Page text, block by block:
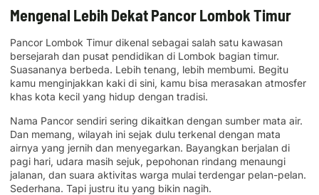
Mengenal Lebih Dekat Pancor Lombok Timur
Pancor Lombok Timur dikenal sebagai salah satu kawasan
bersejarah dan pusat pendidikan di Lombok bagian timur.
Suasananya berbeda. Lebih tenang, lebih membumi. Begitu
kamu menginjakkan kaki di sini, kamu bisa merasakan atmosfer
khas kota kecil yang hidup dengan tradisi.
Nama Pancor sendiri sering dikaitkan dengan sumber mata air.
Dan memang, wilayah ini sejak dulu terkenal dengan mata
airnya yang jernih dan menyegarkan. Bayangkan berjalan di
pagi hari, udara masih sejuk, pepohonan rindang menaungi
jalanan, dan suara aktivitas warga mulai terdengar pelan-pelan.
Sederhana. Tapi justru itu yang bikin nagih.